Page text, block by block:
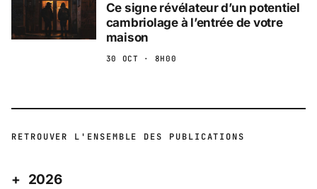
Ce signe révélateur d’un potentiel
cambriolage à l’entrée de votre
maison
30 OCT · 8H00
RETROUVER L'ENSEMBLE DES PUBLICATIONS
2026